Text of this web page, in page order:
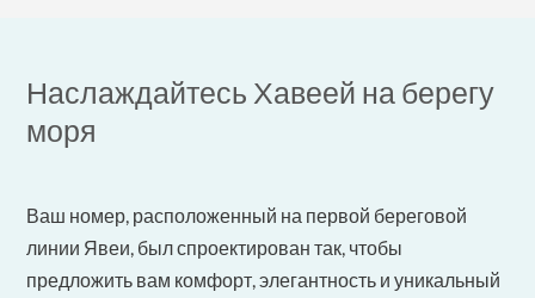
Наслаждайтесь Хавеей на берегу
моря
Ваш номер, расположенный на первой береговой
линии Явеи, был спроектирован так, чтобы
предложить вам комфорт, элегантность и уникальный